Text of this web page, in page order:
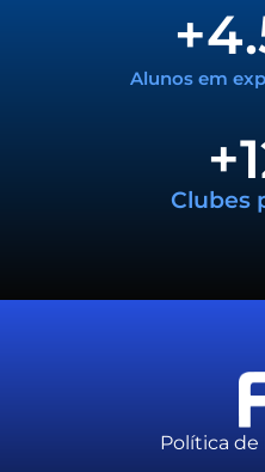
Alunos em
+
Clubes
+
Política de